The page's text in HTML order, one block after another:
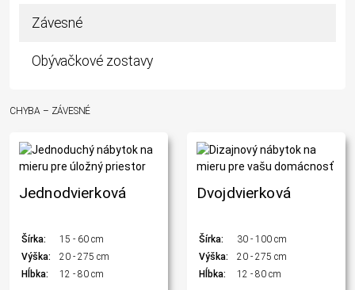
Závesné
Obývačkové zostavy
CHYBA – ZÁVESNÉ
Jednodvierková
Šírka:
15 - 60 cm
Výška:
20 - 275 cm
Hĺbka:
12 - 80 cm
Dvojdvierková
Šírka:
30 - 100 cm
Výška:
20 - 275 cm
Hĺbka:
12 - 80 cm